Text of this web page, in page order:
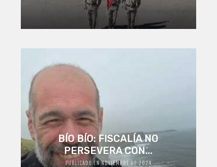
BÍO BÍO: FISCALÍA NO
PERSEVERA CON...
PUBLICADO EN NOVIEMBRE DE 2024